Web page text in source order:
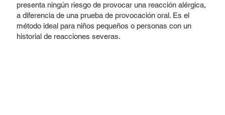
presenta ningún riesgo de provocar una reacción alérgica,
a diferencia de una prueba de provocación oral. Es el
método ideal para niños pequeños o personas con un
historial de reacciones severas.